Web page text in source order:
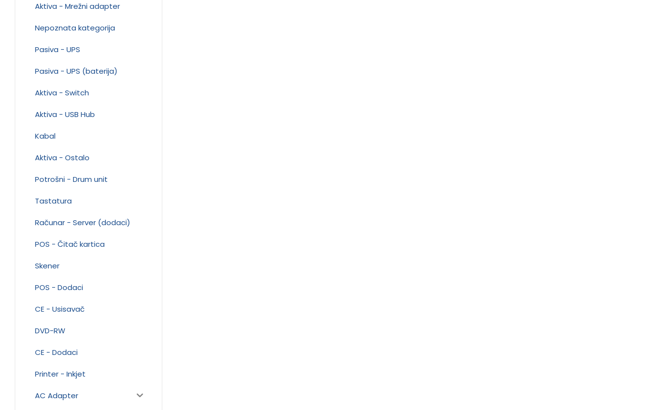
Aktiva - Mrežni adapter
Nepoznata kategorija
Pasiva - UPS
Pasiva - UPS (baterija)
Aktiva - Switch
Aktiva - USB Hub
Kabal
Aktiva - Ostalo
Potrošni - Drum unit
Tastatura
Računar - Server (dodaci)
POS - Čitač kartica
Skener
POS - Dodaci
CE - Usisavač
DVD-RW
CE - Dodaci
Printer - Inkjet
AC Adapter